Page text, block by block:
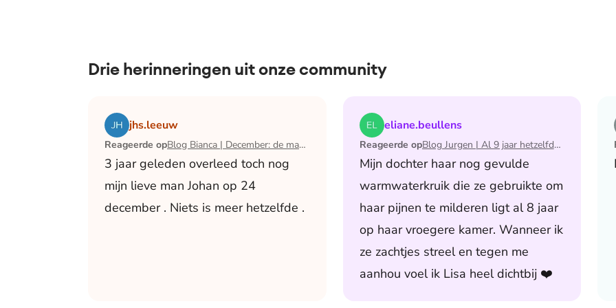
Drie herinneringen uit onze community
jhs.leeuw
Reageerde op Blog Bianca | December: de maand waarin ik mijn man verloor
3 jaar geleden overleed toch nog
mijn lieve man Johan op 24
december . Niets is meer hetzelfde .
Lees het artikel Blog Bianca | December: de maand waarin ik mijn man verloor
eliane.beullens
Reageerde op Blog Jurgen | Al 9 jaar hetzelfde avondritueel
Mijn dochter haar nog gevulde
warmwaterkruik die ze gebruikte om
haar pijnen te milderen ligt al 8 jaar
op haar vroegere kamer. Wanneer ik
ze zachtjes streel en tegen me
aanhou voel ik Lisa heel dichtbij ❤️
Lees het artikel Blog Jurgen | Al 9 jaar hetzelfde